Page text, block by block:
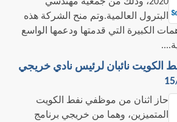
البترول العالمية.وتم منح الشركة هذه
الكبيرة التي قدمتها ودعمها الواسع
الكويت نائبان لرئيس نادي خريجي
حاز اثنان من موظفي نفط الكويت
المتميزين، وهما من خريجي برنامج